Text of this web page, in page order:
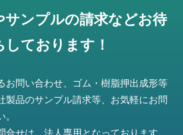
サンプルの請求などお待
しております！
お問い合わせ、ゴム・樹脂押出成形等
製品のサンプル請求等、お気軽にお問
。
合せは、法人専用となっております。